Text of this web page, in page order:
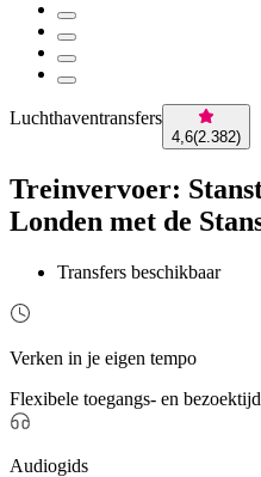
Luchthaventransfers
4,6(2.382)
Treinvervoer:
Londen met de
Transfers beschikbaar
Verken in je eigen tempo
Flexibele toegangs- en
Audiogids